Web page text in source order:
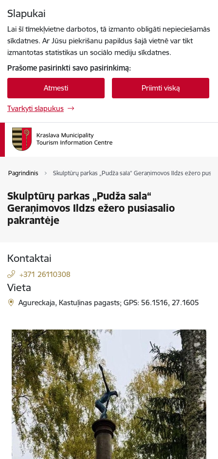
Slapukai
Lai šī tīmekļvietne darbotos, tā izmanto obligāti nepieciešamās
sīkdatnes. Ar Jūsu piekrišanu papildus šajā vietnē var tikt
izmantotas statistikas un sociālo mediju sīkdatnes.
Prašome pasirinkti savo pasirinkimą:
Atmesti Priimti viską
Tvarkyti slapukus
Pagrindinis Skulptūrų parkas „Pudža sala“ Geraņimovos Ildzs ežero
Skulptūrų parkas „Pudža sala“
Geraņimovos Ildzs ežero pusiasalio
pakrantėje
Kontaktai
+371 26110308
Vieta
Agureckaja, Kastuļinas pagasts; GPS: 56.1516, 27.1605